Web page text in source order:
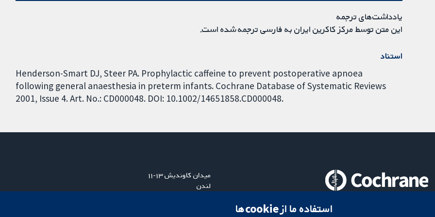
یادداشت‌های ترجمه
این متن توسط مرکز کاکرین ایران به فارسی ترجمه شده است.
استناد
Henderson-Smart DJ, Steer PA. Prophylactic caffeine to prevent postoperative apnoea
following general anaesthesia in preterm infants. Cochrane Database of Systematic Reviews
2001, Issue 4. Art. No.: CD000048. DOI: 10.1002/14651858.CD000048.
میدان کاوندیش ۱۳-۱۱
لندن
استفاده ما از cookie‌ها